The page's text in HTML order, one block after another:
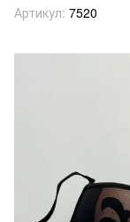
Артикул: 7520